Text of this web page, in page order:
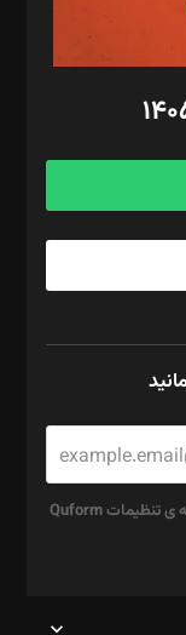
برای استفاده از ریکپچا بایستی کلید API را در صفحه ی تنظیمات Quform